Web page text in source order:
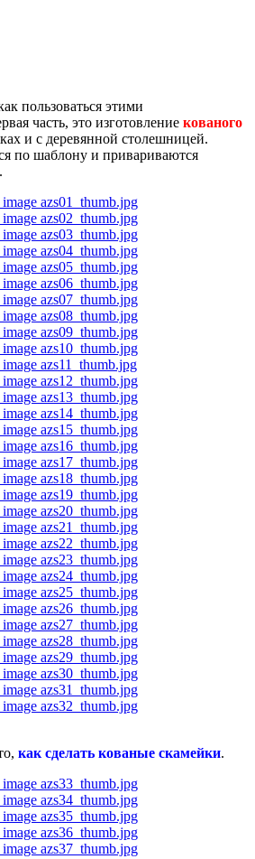
пользоваться этими
часть, это изготовление кованого
и с деревянной столешницей.
по шаблону и привариваются
как сделать кованые скамейки.